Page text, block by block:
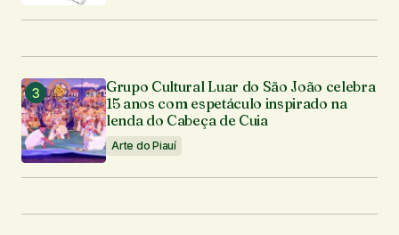
Grupo Cultural Luar do São João celebra
15 anos com espetáculo inspirado na
lenda do Cabeça de Cuia
Arte do Piauí